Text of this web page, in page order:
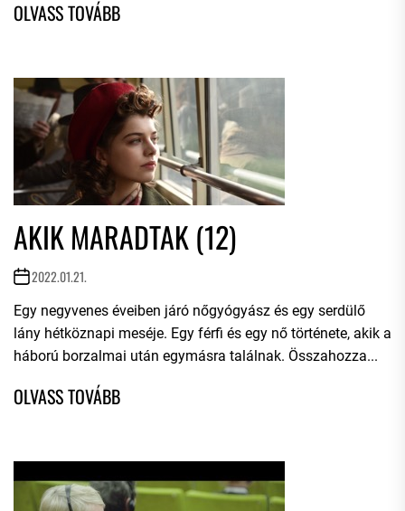
AKIK MARADTAK (12)
2022.01.21.
Egy negyvenes éveiben járó nőgyógyász és egy serdülő
lány hétköznapi meséje. Egy férfi és egy nő története, akik a
háború borzalmai után egymásra találnak. Összahozza...